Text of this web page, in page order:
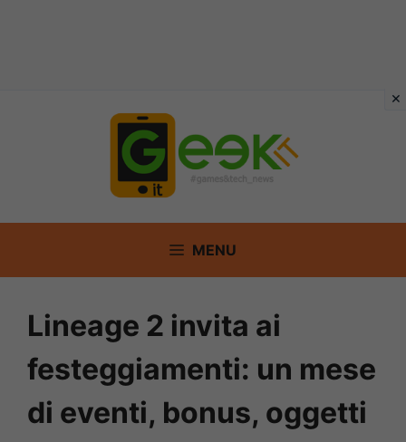
MENU
Lineage 2 invita ai
festeggiamenti: un mese
di eventi, bonus, oggetti